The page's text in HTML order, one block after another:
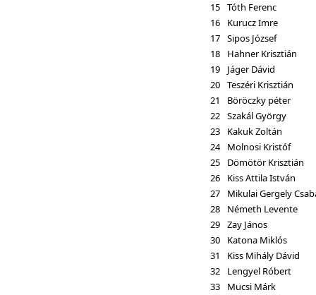
15 Tóth Ferenc
16
Kurucz Imre
17 Sipos József
18
Hahner Krisztián
19
Jáger Dávid
20 Teszéri Krisztián
21
Böröczky péter
22 Szakál György
23
Kakuk Zoltán
24
Molnosi Kristóf
25
Dömötör Krisztián
26
Kiss Attila István
27
Mikulai Gergely
28
Németh Levente
29 Zay János
30
Katona Miklós
31
Kiss Mihály Dávid
32
Lengyel Róbert
33
Mucsi Márk